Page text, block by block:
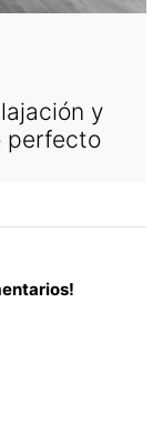
y
perfecto